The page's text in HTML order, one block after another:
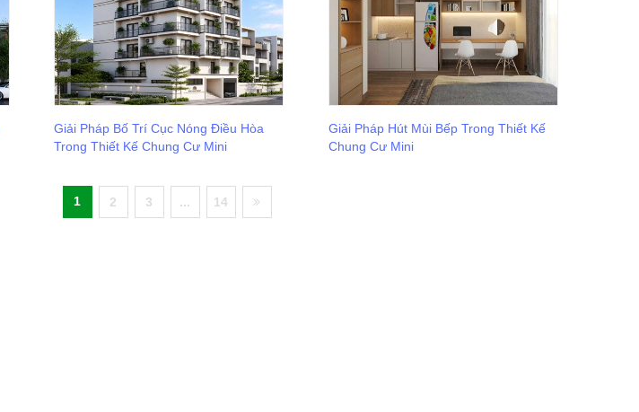
Giải Pháp Bố Trí Cục Nóng Điều Hòa
Trong Thiết Kế Chung Cư Mini
Giải Pháp Hút Mùi Bếp Trong Thiết Kế
Chung Cư Mini
1 2 3 ... 14